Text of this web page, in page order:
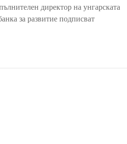
директор на унгарската
за развитие подписват